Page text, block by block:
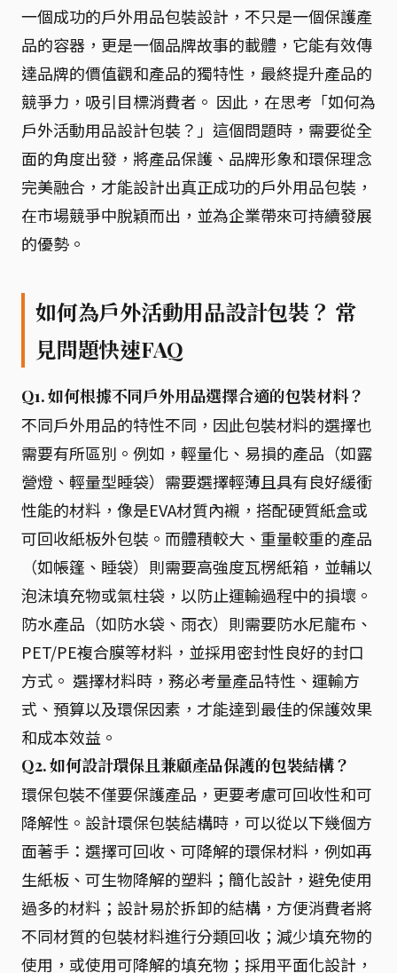
一個成功的戶外用品包裝設計，不只是一個保護產
品的容器，更是一個品牌故事的載體，它能有效傳
達品牌的價值觀和產品的獨特性，最終提升產品的
競爭力，吸引目標消費者。 因此，在思考「如何為
戶外活動用品設計包裝？」這個問題時，需要從全
面的角度出發，將產品保護、品牌形象和環保理念
完美融合，才能設計出真正成功的戶外用品包裝，
在市場競爭中脫穎而出，並為企業帶來可持續發展
的優勢。
如何為戶外活動用品設計包裝？ 常
見問題快速FAQ
Q1. 如何根據不同戶外用品選擇合適的包裝材料？
不同戶外用品的特性不同，因此包裝材料的選擇也
需要有所區別。例如，輕量化、易損的產品（如露
營燈、輕量型睡袋）需要選擇輕薄且具有良好緩衝
性能的材料，像是EVA材質內襯，搭配硬質紙盒或
可回收紙板外包裝。而體積較大、重量較重的產品
（如帳篷、睡袋）則需要高強度瓦楞紙箱，並輔以
泡沫填充物或氣柱袋，以防止運輸過程中的損壞。
防水產品（如防水袋、雨衣）則需要防水尼龍布、
PET/PE複合膜等材料，並採用密封性良好的封口
方式。 選擇材料時，務必考量產品特性、運輸方
式、預算以及環保因素，才能達到最佳的保護效果
和成本效益。
Q2. 如何設計環保且兼顧產品保護的包裝結構？
環保包裝不僅要保護產品，更要考慮可回收性和可
降解性。設計環保包裝結構時，可以從以下幾個方
面著手：選擇可回收、可降解的環保材料，例如再
生紙板、可生物降解的塑料；簡化設計，避免使用
過多的材料；設計易於拆卸的結構，方便消費者將
不同材質的包裝材料進行分類回收；減少填充物的
使用，或使用可降解的填充物；採用平面化設計，